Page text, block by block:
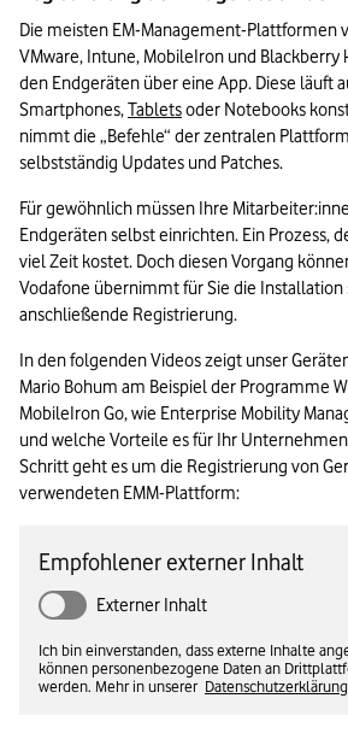
Die meisten EM-Management-Plattformen
VMware, Intune, MobileIron und
den Endgeräten über eine App. Diese läuft
Smartphones, Tablets oder Notebooks
nimmt die „Befehle“ der zentralen
selbstständig Updates und Patches.
Für gewöhnlich müssen Ihre
Endgeräten selbst einrichten. Ein Prozess,
viel Zeit kostet. Doch diesen Vorgang
Vodafone übernimmt für Sie die Installation
anschließende Registrierung.
In den folgenden Videos zeigt unser
Mario Bohum am Beispiel der Programme
MobileIron Go, wie Enterprise Mobility
und welche Vorteile es für Ihr
Schritt geht es um die Registrierung von
verwendeten EMM-Plattform:
Empfohlener externer Inhalt
Externer Inhalt
Ich bin einverstanden, dass externe Inhalte
können personenbezogene Daten an
werden. Mehr in unserer Datenschutzerklärung